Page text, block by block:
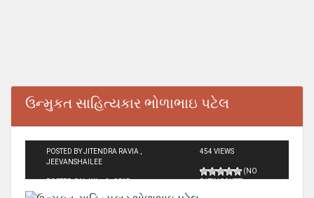
ઉન્મુકત સાહિત્યકાર ભોળાભાઇ પટેલ
POSTED BY JITENDRA RAVIA ,
JEEVANSHAILEE
POSTED ON JUL - 6 - 2018
454 VIEWS
(NO
RATINGS YET)